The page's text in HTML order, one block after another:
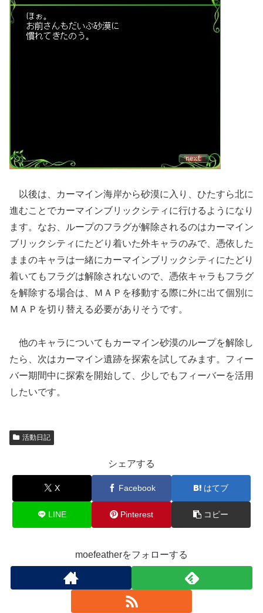
以後は、カーマイン海岸から砂漠に入り、ひたすら北に
進むことでカーマインブリックシティに行けるようになり
ます。なお、ループのフラグが解除されるのはカーマイン
ブリックシティにたどり着いた外キャラのみで、憑依した
ままのキャラは一緒にカーマインブリックシティにたどり
着いてもフラグは解除されないので、憑依キャラもフラグ
を解除する場合は、ＭＡＰを移動する際に外に出て個別に
ＭＡＰを切り替える必要がありそうです。
他のキャラについてもカーマイン砂漠のループを解除し
たら、次はカーマイン遺跡を探索を試してみます。フィー
バー期間中に探索を開始して、少しでもフィーバーを活用
したいです。
活動日記
シェアする
X Facebook はてブ
LINE Pinterest コピー
moefeatherをフォローする